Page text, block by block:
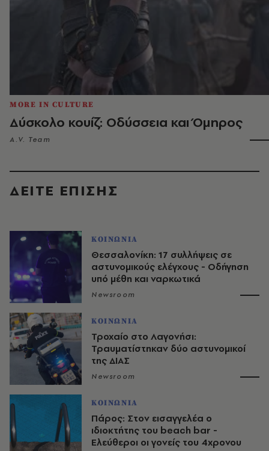
MORE IN CULTURE
Δύσκολο κουίζ: Οδύσσεια και Όμηρος
A.V. Team
ΔΕΙΤΕ ΕΠΙΣΗΣ
ΚΟΙΝΩΝΙΑ
Θεσσαλονίκη: 17 συλλήψεις σε
αστυνομικούς ελέγχους - Οδήγηση
υπό μέθη και ναρκωτικά
Newsroom
ΚΟΙΝΩΝΙΑ
Τροχαίο στο Λαγονήσι:
Τραυματίστηκαν δύο αστυνομικοί
της ΔΙΑΣ
Newsroom
ΚΟΙΝΩΝΙΑ
Πάρος: Στον εισαγγελέα ο
ιδιοκτήτης του beach bar -
Ελεύθεροι οι γονείς του 4χρονου